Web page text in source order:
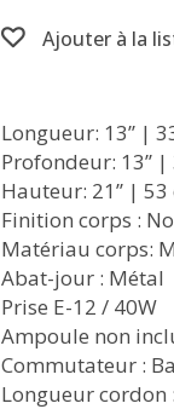
Ajouter à la
Longueur: 13’’ |
Profondeur: 13’’
Hauteur: 21’’ | 53
Finition corps :
Matériau corps:
Abat-jour : Métal
Prise E-12 / 40W
Ampoule non
Commutateur :
Longueur cordon